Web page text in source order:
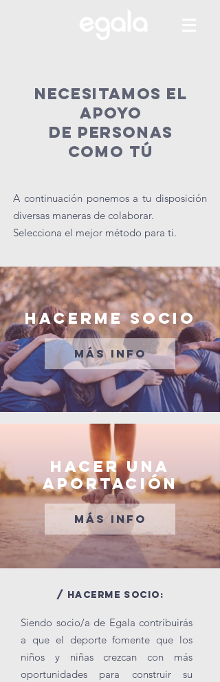
A continuación ponemos a tu disposición
diversas maneras de colaborar.
Selecciona el mejor método para ti.
HACERME SOCIO
MÁS INFO
HACER UNA
APORTACIÓN
MÁS INFO
/ HACERME SOCIO:
Siendo socio/a de Egala contribuirás
a que el deporte fomente que los
niños y niñas crezcan con más
oportunidades para construir su
Necesitamos el
apoyo
de personas
como tú